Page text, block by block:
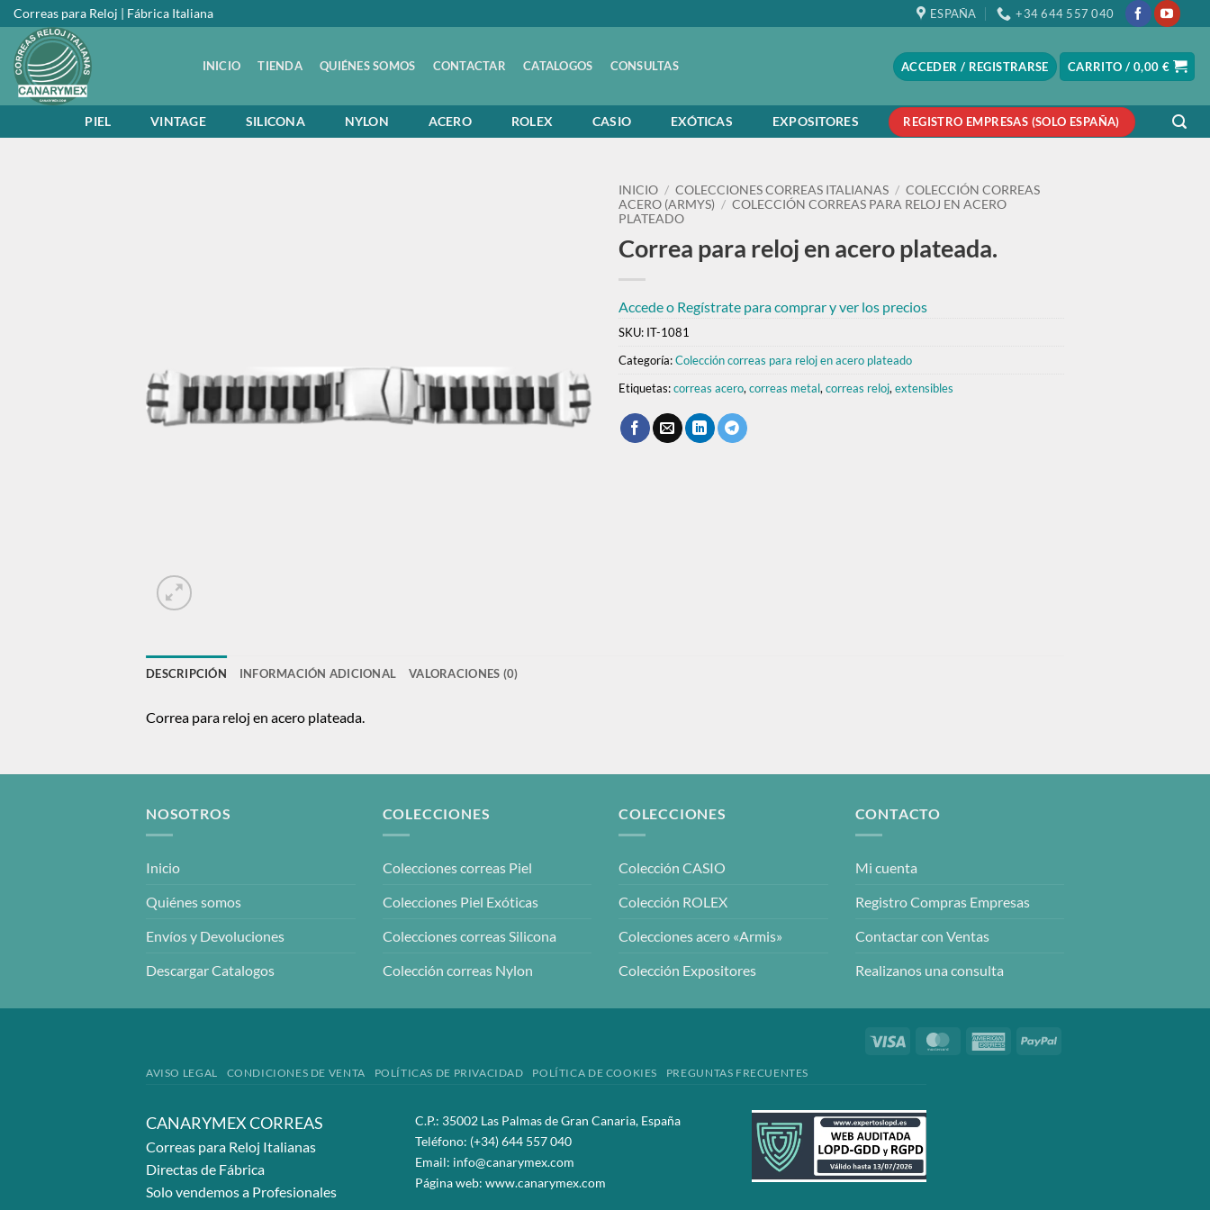
Saltar
al
contenido
Correas para Reloj | Fábrica Italiana ESPAÑA +34 644 557 040
INICIO TIENDA QUIÉNES SOMOS CONTACTAR CATALOGOS CONSULTAS ACCEDER / REGISTRARSE CARRITO / 0,00 €
PIEL VINTAGE SILICONA NYLON ACERO ROLEX CASIO EXÓTICAS EXPOSITORES REGISTRO EMPRESAS (SOLO ESPAÑA)
INICIO / COLECCIONES CORREAS ITALIANAS / COLECCIÓN CORREAS
ACERO (ARMYS) / COLECCIÓN CORREAS PARA RELOJ EN ACERO
PLATEADO
Correa para reloj en acero plateada.
Accede o Regístrate para comprar y ver los precios
SKU: IT-1081
Categoría:Colección correas para reloj en acero plateado
Etiquetas:correas acero, correas metal, correas reloj, extensibles
DESCRIPCIÓN INFORMACIÓN ADICIONAL VALORACIONES (0)
Correa para reloj en acero plateada.
NOSOTROS
Inicio
Quiénes somos
Envíos y Devoluciones
Descargar Catalogos
COLECCIONES
Colecciones correas Piel
Colecciones Piel Exóticas
Colecciones correas Silicona
Colección correas Nylon
COLECCIONES
Colección CASIO
Colección ROLEX
Colecciones acero «Armis»
Colección Expositores
CONTACTO
Mi cuenta
Registro Compras Empresas
Contactar con Ventas
Realizanos una consulta
Visa MasterCardAmericanPayPal
AVISO LEGAL CONDICIONES DE VENTA POLÍTICAS DE PRIVACIDAD POLÍTICA DE COOKIES PREGUNTAS FRECUENTES
CANARYMEX CORREAS
Correas para Reloj Italianas
Directas de Fábrica
Solo vendemos a Profesionales
C.P.: 35002 Las Palmas de Gran Canaria, España
Teléfono: (+34) 644 557 040
Email: info@canarymex.com
Página web: www.canarymex.com